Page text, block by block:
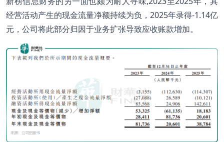
经营活动产生的现金流量净额持续为负，2025年录得-1.14亿
元，公司将此部分归因于业务扩张导致应收账款增加。